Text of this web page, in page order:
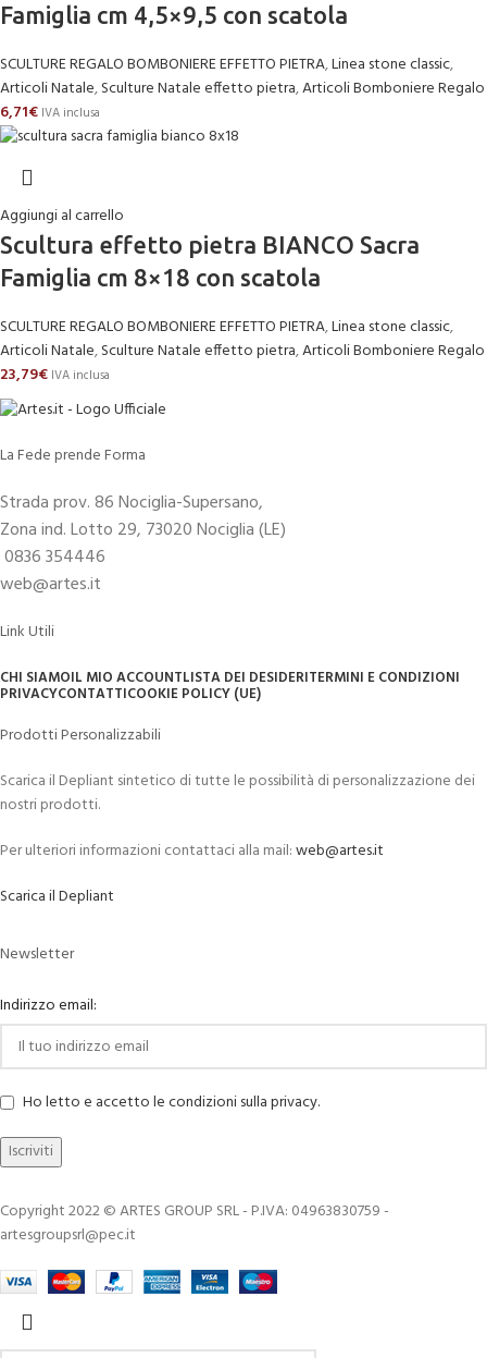
Famiglia cm 4,5×9,5 con scatola
SCULTURE REGALO BOMBONIERE EFFETTO PIETRA,Linea stone classic,
Articoli Natale,Sculture Natale effetto pietra,Articoli Bomboniere Regalo
6,71€ IVA inclusa
Aggiungi al carrello
Scultura effetto pietra BIANCO Sacra
Famiglia cm 8×18 con scatola
SCULTURE REGALO BOMBONIERE EFFETTO PIETRA,Linea stone classic,
Articoli Natale,Sculture Natale effetto pietra,Articoli Bomboniere Regalo
23,79€ IVA inclusa
La Fede prende Forma
Strada prov. 86 Nociglia-Supersano,
Zona ind. Lotto 29, 73020 Nociglia (LE)
0836 354446
web@artes.it
Link Utili
CHI SIAMOIL MIO ACCOUNTLISTA DEI DESIDERITERMINI E CONDIZIONI
PRIVACYCONTATTICOOKIE POLICY (UE)
Prodotti Personalizzabili
Scarica il Depliant sintetico di tutte le possibilità di personalizzazione dei
nostri prodotti.
Per ulteriori informazioni contattaci alla mail:web@artes.it
Scarica il Depliant
Newsletter
Indirizzo email:
Ho letto e accetto le condizioni sulla privacy.
Copyright 2022 © ARTES GROUP SRL - P.IVA: 04963830759 -
artesgroupsrl@pec.it